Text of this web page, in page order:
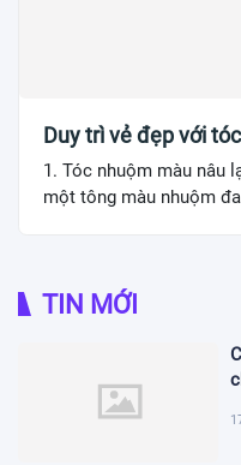
Duy trì vẻ đẹp với
1. Tóc nhuộm màu nâu
một tông màu nhuộm
TIN MỚI